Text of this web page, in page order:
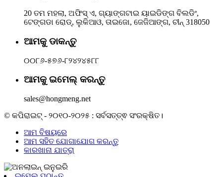
20 ତମ ମହଲା, ଅଫିସ୍ ଏ, ଗ୍ୟାଙ୍ଗଟାଇ ୟାଇଡିଙ୍ଗ ବିଲଡିଂ,
ଟେଙ୍ଗଡା ରୋଡ୍, ଲୁକିଆଓ, ତାଇଜୋ, ଜେଜିଆଙ୍ଗ, ଚୀନ୍ 318050
ଆମକୁ ଡାକନ୍ତୁ
୦୦୮୬-୫୭୬-୮୨୪୨୪୫୮୮
ଆମକୁ ଇମେଲ୍ କରନ୍ତୁ
sales@hongmeng.net
© କପିରାଇଟ୍ - ୨୦୧୦-୨୦୨୫ : ସର୍ବସତ୍ତ୍ଵ ସଂରକ୍ଷିତ।
ଆମ ବିଷୟରେ
ଆମ ସହିତ ଯୋଗାଯୋଗ କରନ୍ତୁ
କାରଖାନା ଯାତ୍ରା